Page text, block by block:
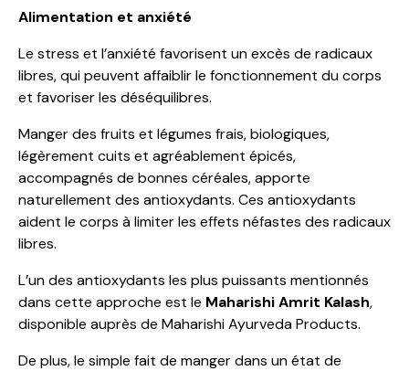
Alimentation et anxiété
Le stress et l’anxiété favorisent un excès de radicaux
libres, qui peuvent affaiblir le fonctionnement du corps
et favoriser les déséquilibres.
Manger des fruits et légumes frais, biologiques,
légèrement cuits et agréablement épicés,
accompagnés de bonnes céréales, apporte
naturellement des antioxydants. Ces antioxydants
aident le corps à limiter les effets néfastes des radicaux
libres.
L’un des antioxydants les plus puissants mentionnés
dans cette approche est le Maharishi Amrit Kalash,
disponible auprès de Maharishi Ayurveda Products.
De plus, le simple fait de manger dans un état de